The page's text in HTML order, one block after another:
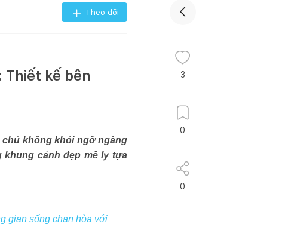
Theo dõi
kế bên
không khỏi ngỡ ngàng
cảnh đẹp mê ly tựa
gian sống chan hòa với
3
0
0